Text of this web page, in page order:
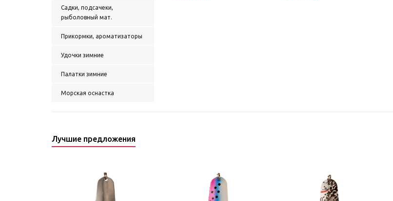
Садки, подсачеки,
рыболовный мат.
Прикормки, ароматизаторы
Удочки зимние
Палатки зимние
Морская оснастка
Лучшие предложения